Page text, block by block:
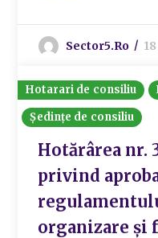
Sector5.ro
Hotarari de consiliu
Ședințe de consiliu
Hotărârea nr.
privind
organizare și